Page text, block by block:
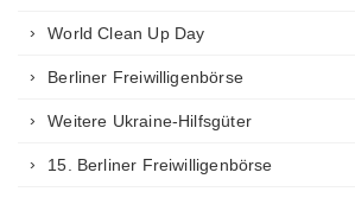
World Clean Up Day
Berliner Freiwilligenbörse
Weitere Ukraine-Hilfsgüter
15. Berliner Freiwilligenbörse